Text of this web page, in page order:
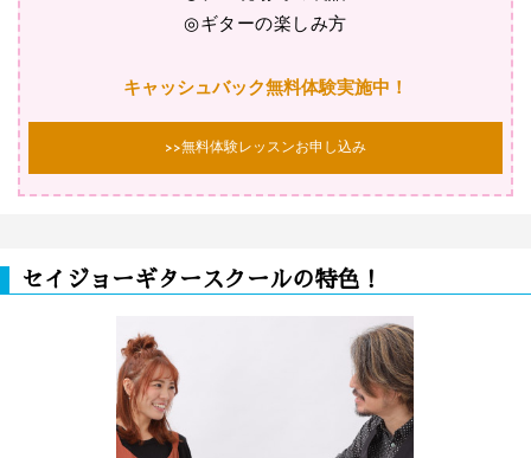
◎ギターの楽しみ方
キャッシュバック無料体験実施中！
>>無料体験レッスンお申し込み
セイジョーギタースクールの特色！